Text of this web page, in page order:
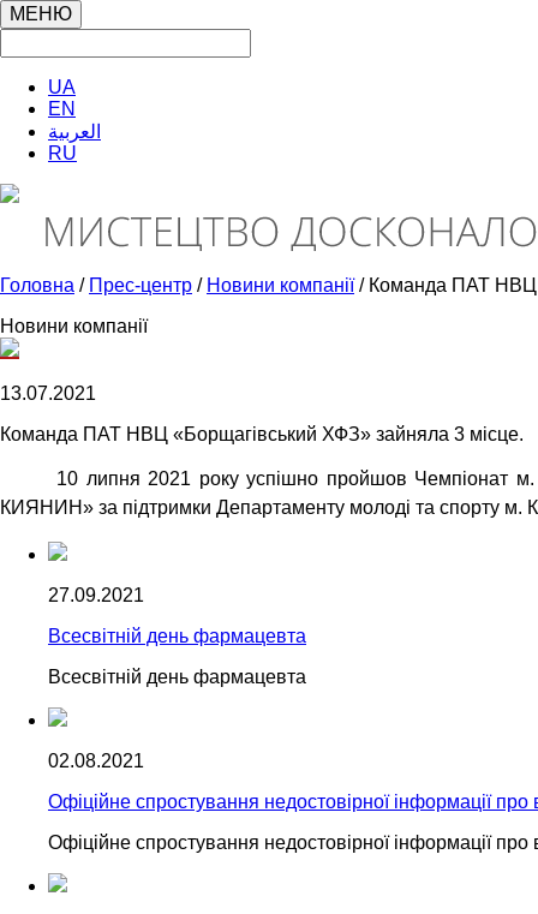
МЕНЮ
UA
EN
العربية
RU
Головна / Прес-центр / Новини компанії/ Команда ПАТ НВЦ
Новини компанії
13.07.2021
Команда ПАТ НВЦ «Борщагівський ХФЗ» зайняла 3 місце.
10 липня 2021 року успішно пройшов Чемпіонат
КИЯНИН» за підтримки Департаменту молоді та спорту м.
27.09.2021
Всесвітній день фармацевта
Всесвітній день фармацевта
02.08.2021
Офіційне спростування недостовірної інформації
Офіційне спростування недостовірної інформації